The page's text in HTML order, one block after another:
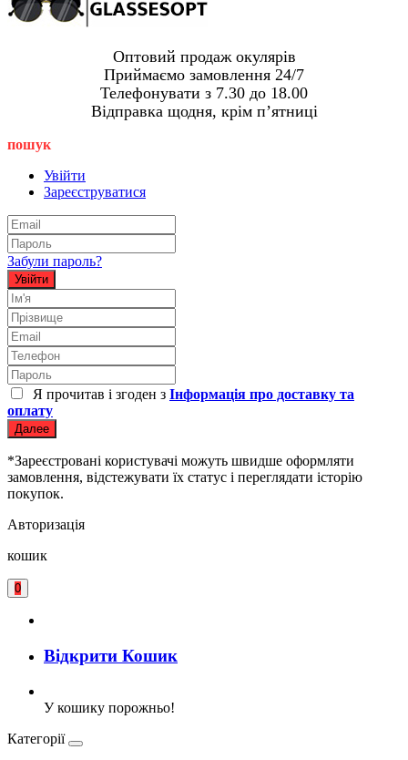
Оптовий продаж окулярів
Приймаємо замовлення 24/7
Телефонувати з 7.30 до 18.00
Відправка щодня, крім пʼятниці
пошук
Увійти
Зареєструватися
Забули пароль?
Увійти
Я прочитав і згоден з Інформація про доставку та
оплату
Далее
*Зареєстровані користувачі можуть швидше оформляти
замовлення, відстежувати їх статус і переглядати історію
покупок.
Авторизація
кошик
0
Відкрити Кошик
У кошику порожньо!
Категорії